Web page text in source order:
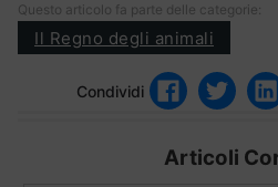
Questo articolo fa parte delle categorie:
Il Regno degli animali
Condividi
Articoli